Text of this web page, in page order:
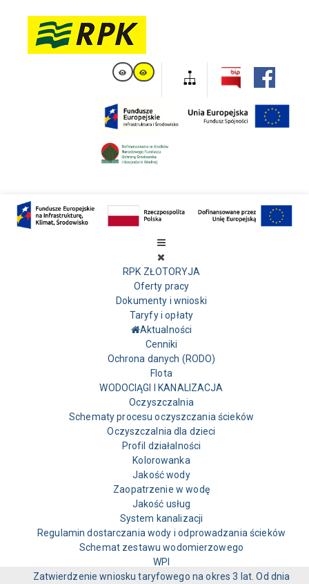
RPK ZŁOTORYJA
Oferty pracy
Dokumenty i wnioski
Taryfy i opłaty
Aktualności
Cenniki
Ochrona danych (RODO)
Flota
WODOCIĄGI I KANALIZACJA
Oczyszczalnia
Schematy procesu oczyszczania ścieków
Oczyszczalnia dla dzieci
Profil działalności
Kolorowanka
Jakość wody
Zaopatrzenie w wodę
Jakość usług
System kanalizacji
Regulamin dostarczania wody i odprowadzania ścieków
Schemat zestawu wodomierzowego
WPI
Zatwierdzenie wniosku taryfowego na okres 3 lat. Od dnia